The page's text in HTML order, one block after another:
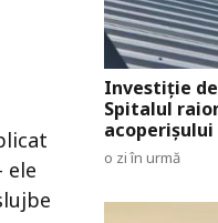
ele
Investiție
Spitalul
acoperișului
o zi în urmă